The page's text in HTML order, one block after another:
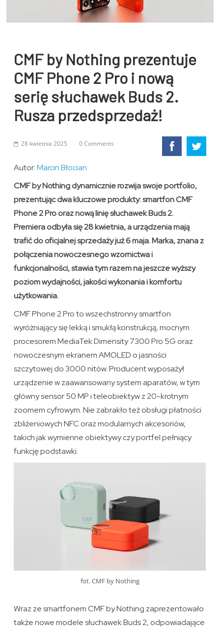
CMF by Nothing prezentuje
CMF Phone 2 Pro i nową
serię słuchawek Buds 2.
Rusza przedsprzedaż!
28 kwietnia 2025 0 Comments
Autor:Marcin Błocian
CMF by Nothing dynamicznie rozwija swoje portfolio,
prezentując dwa kluczowe produkty: smartfon CMF
Phone 2 Pro oraz nową linię słuchawek Buds 2.
Premiera odbyła się 28 kwietnia, a urządzenia mają
trafić do oficjalnej sprzedaży już 6 maja. Marka, znana z
połączenia nowoczesnego wzornictwa i
funkcjonalności, stawia tym razem na jeszcze wyższy
poziom wydajności, jakości wykonania i komfortu
użytkowania.
CMF Phone 2 Pro to wszechstronny smartfon
wyróżniający się lekką i smukłą konstrukcją, mocnym
procesorem MediaTek Dimensity 7300 Pro 5G oraz
nowoczesnym ekranem AMOLED o jasności
szczytowej do 3000 nitów. Producent wyposażył
urządzenie w zaawansowany system aparatów, w tym
główny sensor 50 MP i teleobiektyw z 20-krotnym
zoomem cyfrowym. Nie zabrakło też obsługi płatności
zbliżeniowych NFC oraz modularnych akcesoriów,
takich jak wymienne obiektywy czy portfel pełniący
funkcję podstawki.
fot. CMF by Nothing
Wraz ze smartfonem CMF by Nothing zaprezentowało
także nowe modele słuchawek Buds 2, odpowiadające